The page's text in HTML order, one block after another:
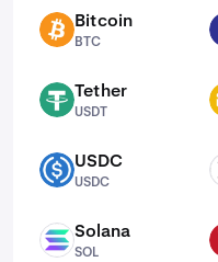
BTC Bitcoin
BTC
USDT Tether
USDT
USDC USDC
USDC
SOL Solana
SOL